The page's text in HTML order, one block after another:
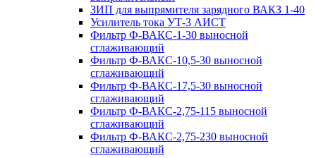
ЗИП для выпрямителя зарядного ВАКЗ 1-40
Усилитель тока УТ-3 АИСТ
Фильтр Ф-ВАКС-1-30 выносной
сглаживающий
Фильтр Ф-ВАКС-10,5-30 выносной
сглаживающий
Фильтр Ф-ВАКС-17,5-30 выносной
сглаживающий
Фильтр Ф-ВАКС-2,75-115 выносной
сглаживающий
Фильтр Ф-ВАКС-2,75-230 выносной
сглаживающий